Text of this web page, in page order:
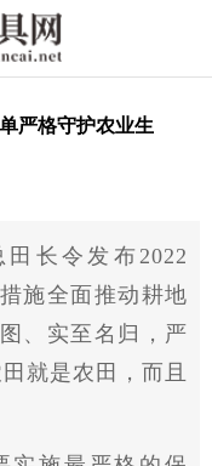
严格守护农业生
长令发布2022
施全面推动耕地
、实至名归，严
就是农田，而且